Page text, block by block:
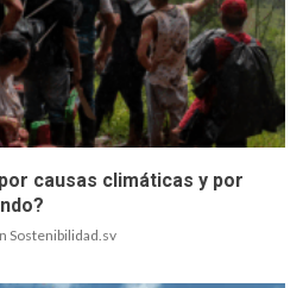
causas climáticas y por
Sostenibilidad.sv